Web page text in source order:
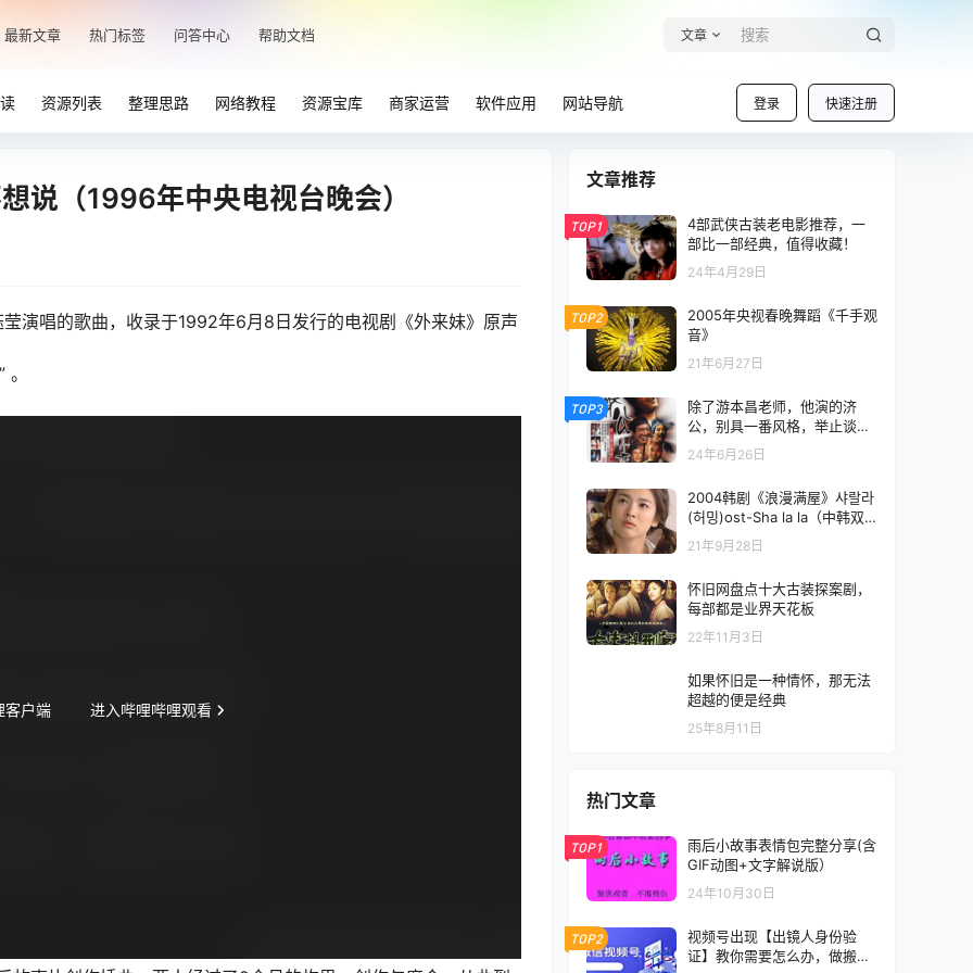
最新文章 热门标签 问答中心 帮助文档 文章
登录 快速注册
资源列表 整理思路 网络教程 资源宝库 商家运营 软件应用 网站导航
说（1996年中央电视台晚会）
演唱的歌曲，收录于1992年6月8日发行的电视剧《外来妹》原声
文章推荐
TOP1
4部武侠古装老电影推荐，一
部比一部经典，值得收藏！
24年4月29日
TOP2
2005年央视春晚舞蹈《千手观
音》
21年6月27日
TOP3
除了游本昌老师，他演的济
公，别具一番风格，举止谈足
间，领悟了济公的又一面
24年6月26日
2004韩剧《浪漫满屋》샤랄라
(허밍)ost-Sha la la（中韩双
语歌词）
21年9月28日
怀旧网盘点十大古装探案剧，
每部都是业界天花板
22年11月3日
如果怀旧是一种情怀，那无法
超越的便是经典
25年8月11日
热门文章
TOP1
雨后小故事表情包完整分享(含
GIF动图+文字解说版）
24年10月30日
TOP2
视频号出现【出镜人身份验
证】教你需要怎么办，做搬运